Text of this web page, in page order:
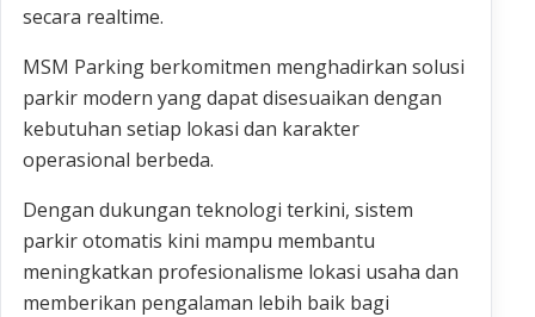
secara realtime.
MSM Parking berkomitmen menghadirkan solusi
parkir modern yang dapat disesuaikan dengan
kebutuhan setiap lokasi dan karakter
operasional berbeda.
Dengan dukungan teknologi terkini, sistem
parkir otomatis kini mampu membantu
meningkatkan profesionalisme lokasi usaha dan
memberikan pengalaman lebih baik bagi